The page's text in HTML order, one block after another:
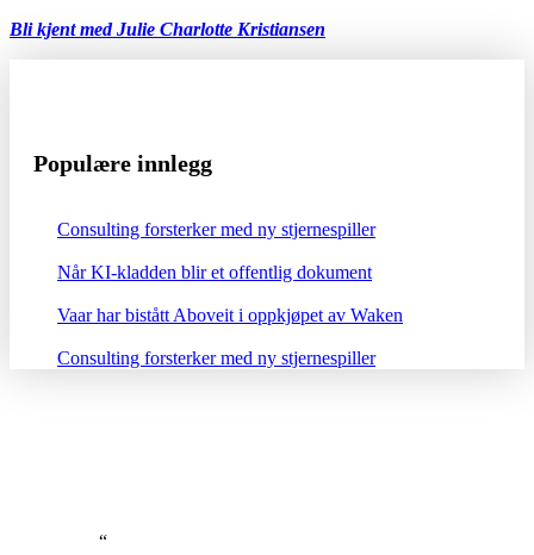
Bli kjent med Julie Charlotte Kristiansen
Populære innlegg
Consulting forsterker med ny stjernespiller
Når KI-kladden blir et offentlig dokument
Vaar har bistått Aboveit i oppkjøpet av Waken
Consulting forsterker med ny stjernespiller
“